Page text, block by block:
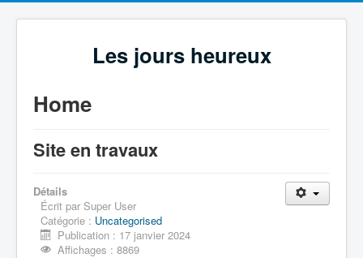
Les jours heureux
Home
Site en travaux
Détails
Écrit par Super User
Catégorie : Uncategorised
Publication : 17 janvier 2024
Affichages : 8869